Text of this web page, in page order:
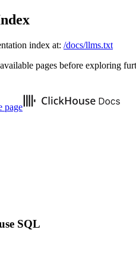
index at: /docs/llms.txt
pages before exploring
page
SQL